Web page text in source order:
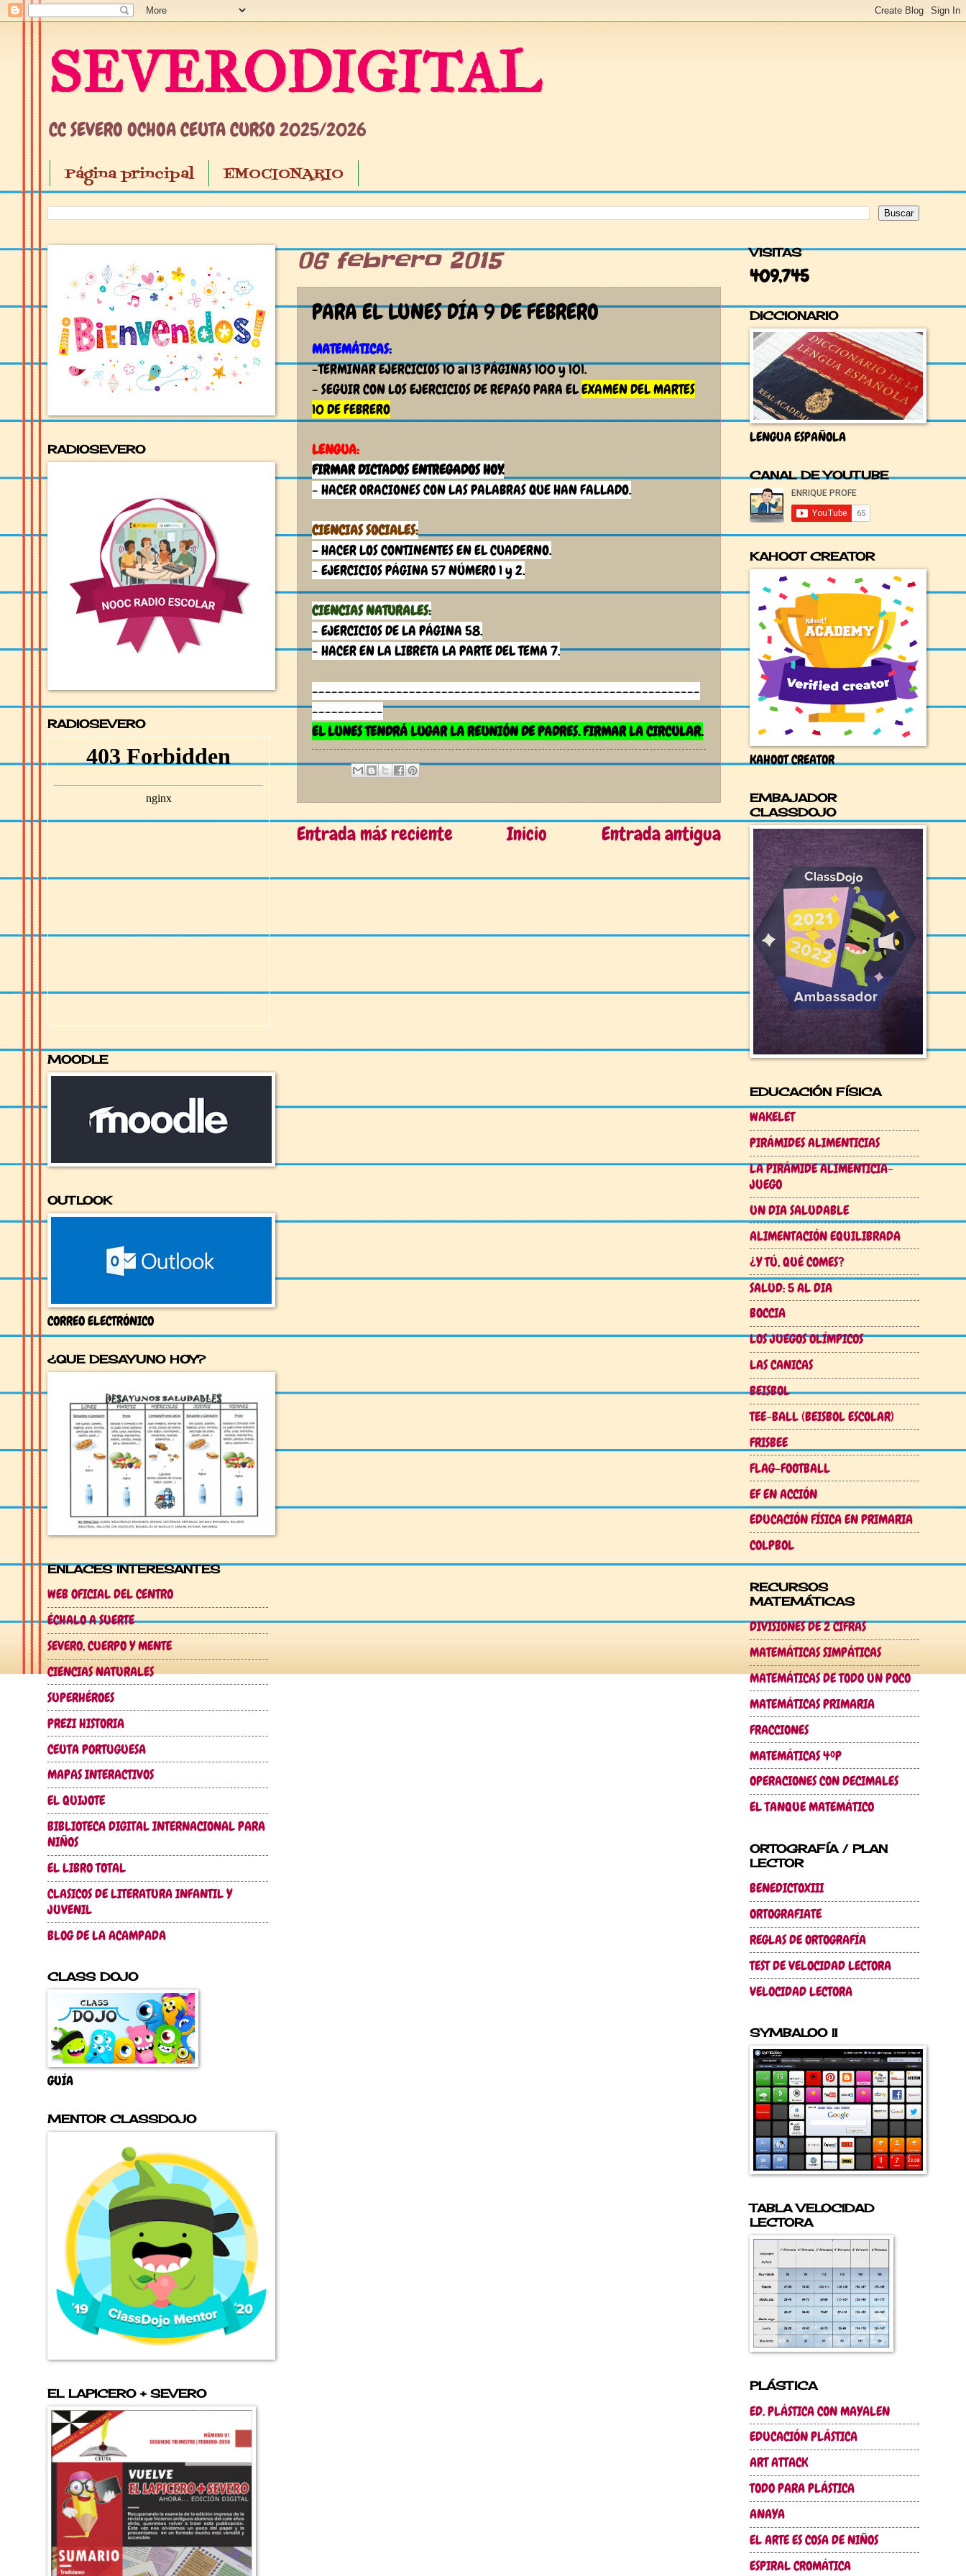
SEVERODIGITAL
CC SEVERO OCHOA CEUTA CURSO 2025/2026
Página principal EMOCIONARIO
06 febrero 2015
PARA EL LUNES DÍA 9 DE FEBRERO
MATEMÁTICAS:
-TERMINAR EJERCICIOS 10 al 13 PÁGINAS 100 y 101.
- SEGUIR CON LOS EJERCICIOS DE REPASO PARA ELEXAMEN DEL MARTES
10 DE FEBRERO
LENGUA:
FIRMAR DICTADOS ENTREGADOS HOY.
- HACER ORACIONES CON LAS PALABRAS QUE HAN FALLADO.
CIENCIAS SOCIALES:
-HACER LOS CONTINENTES EN EL CUADERNO.
- EJERCICIOS PÁGINA 57 NÚMERO 1 y 2.
CIENCIAS NATURALES:
- EJERCICIOS DE LA PÁGINA 58.
- HACER EN LA LIBRETA LA PARTE DEL TEMA 7.
------------------------------------------------------------
-----------
EL LUNES TENDRÁ LUGAR LA REUNIÓN DE PADRES. FIRMAR LA CIRCULAR.
Entrada más reciente Entrada antigua
Inicio
RADIOSEVERO
RADIOSEVERO
MOODLE
OUTLOOK
CORREO ELECTRÓNICO
¿QUE DESAYUNO HOY?
ENLACES INTERESANTES
WEB OFICIAL DEL CENTRO
ÉCHALO A SUERTE
SEVERO, CUERPO Y MENTE
CIENCIAS NATURALES
SUPERHÉROES
PREZI HISTORIA
CEUTA PORTUGUESA
MAPAS INTERACTIVOS
EL QUIJOTE
BIBLIOTECA DIGITAL INTERNACIONAL PARA
NIÑOS
EL LIBRO TOTAL
CLASICOS DE LITERATURA INFANTIL Y
JUVENIL
BLOG DE LA ACAMPADA
CLASS DOJO
GUÍA
MENTOR CLASSDOJO
EL LAPICERO + SEVERO
VISITAS
409,745
DICCIONARIO
LENGUA ESPAÑOLA
CANAL DE YOUTUBE
KAHOOT CREATOR
KAHOOT CREATOR
EMBAJADOR
CLASSDOJO
EDUCACIÓN FÍSICA
WAKELET
PIRÁMIDES ALIMENTICIAS
LA PIRÁMIDE ALIMENTICIA-
JUEGO
UN DIA SALUDABLE
ALIMENTACIÓN EQUILIBRADA
¿Y TÚ, QUÉ COMES?
SALUD: 5 AL DIA
BOCCIA
LOS JUEGOS OLÍMPICOS
LAS CANICAS
BEISBOL
TEE-BALL (BEISBOL ESCOLAR)
FRISBEE
FLAG-FOOTBALL
EF EN ACCIÓN
EDUCACIÓN FÍSICA EN PRIMARIA
COLPBOL
RECURSOS
MATEMÁTICAS
DIVISIONES DE 2 CIFRAS
MATEMÁTICAS SIMPÁTICAS
MATEMÁTICAS DE TODO UN POCO
MATEMÁTICAS PRIMARIA
FRACCIONES
MATEMÁTICAS 4ºP
OPERACIONES CON DECIMALES
EL TANQUE MATEMÁTICO
ORTOGRAFÍA / PLAN
LECTOR
BENEDICTOXIII
ORTOGRAFIATE
REGLAS DE ORTOGRAFÍA
TEST DE VELOCIDAD LECTORA
VELOCIDAD LECTORA
SYMBALOO II
TABLA VELOCIDAD
LECTORA
PLÁSTICA
ED. PLÁSTICA CON MAYALEN
EDUCACIÓN PLÁSTICA
ART ATTACK
TODO PARA PLÁSTICA
ANAYA
EL ARTE ES COSA DE NIÑOS
ESPIRAL CROMÁTICA